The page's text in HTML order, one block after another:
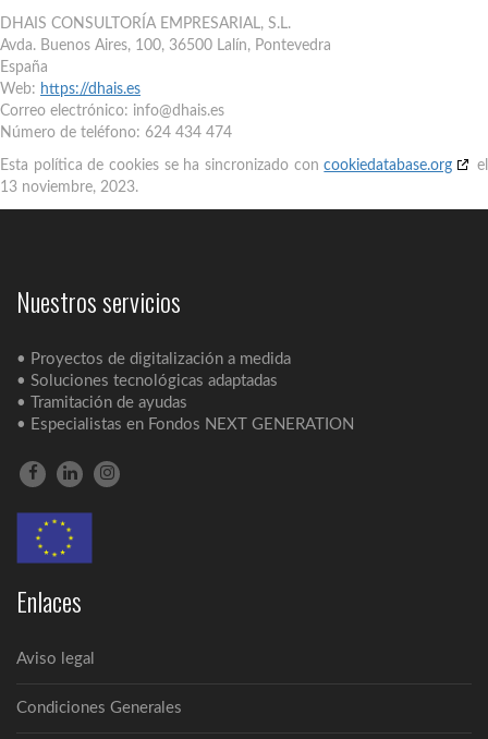
DHAIS CONSULTORÍA EMPRESARIAL, S.L.
Avda. Buenos Aires, 100, 36500 Lalín, Pontevedra
España
Web: https://dhais.es
Correo electrónico: info@dhais.es
Número de teléfono: 624 434 474
Esta política de cookies se ha sincronizado concookiedatabase.org
el
13 noviembre, 2023.
Nuestros servicios
• Proyectos de digitalización a medida
• Soluciones tecnológicas adaptadas
• Tramitación de ayudas
• Especialistas en Fondos NEXT GENERATION
Enlaces
Aviso legal
Condiciones Generales